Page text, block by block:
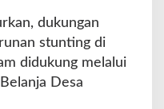
dukungan
stunting di
didukung melalui
Desa